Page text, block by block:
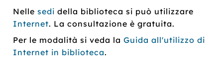
Nellesedidella biblioteca si può utilizzare
Internet. La consultazione è gratuita.
Per le modalità si veda laGuida all'utilizzo di
Internet in biblioteca.